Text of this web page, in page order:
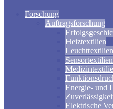
Forschung
Auftragsforschung
Heiztextilien
Leuchttextilien
Sensortextilien
Energie- und
Elektrische